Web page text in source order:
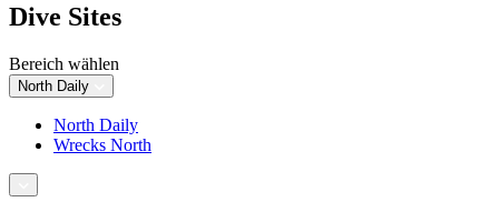
Dive Sites
Bereich wählen
North Daily
North Daily
Wrecks North